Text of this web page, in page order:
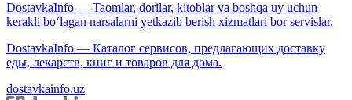
DostavkaInfo — Taomlar, dorilar, kitoblar va boshqa uy uchun
kerakli bo‘lagan narsalarni yetkazib berish xizmatlari bor servislar.
DostavkaInfo — Каталог сервисов, предлагающих доставку
еды, лекарств, книг и товаров для дома.
dostavkainfo.uz